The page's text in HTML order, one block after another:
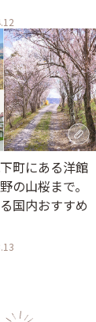
町にある洋館
の山桜まで。
国内おすすめ